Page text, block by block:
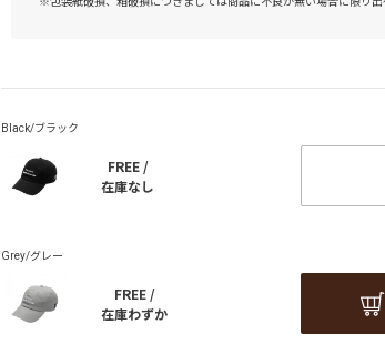
FREE /
在庫なし
FREE /
在庫わずか